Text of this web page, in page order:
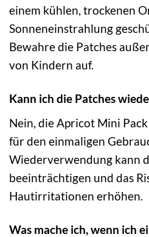
einem kühlen, trockenen
Sonneneinstrahlung
Bewahre die Patches
von Kindern auf.
Kann ich die Patches
Nein, die Apricot Mini
für den einmaligen
Wiederverwendung kann
beeinträchtigen und das
Hautirritationen erhöhen.
Was mache ich, wenn ich